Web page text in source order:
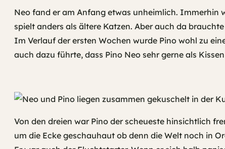
Neo fand er am Anfang etwas unheimlich. Immerhin
spielt anders als ältere Katzen. Aber auch da
Im Verlauf der ersten Wochen wurde Pino wohl zu
auch dazu führte, dass Pino Neo sehr gerne als
Von den dreien war Pino der scheueste hinsichtlich
um die Ecke geschauhaut ob denn die Welt noch in